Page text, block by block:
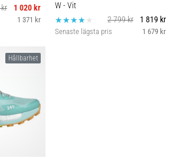
1 020 kr
1 371 kr
W- Vit
2 799 kr
1 819 kr
Senaste lägsta pris 1 679 kr
Hållbarhet